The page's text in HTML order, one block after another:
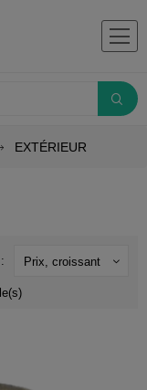
EXTÉRIEUR
Prix, croissant